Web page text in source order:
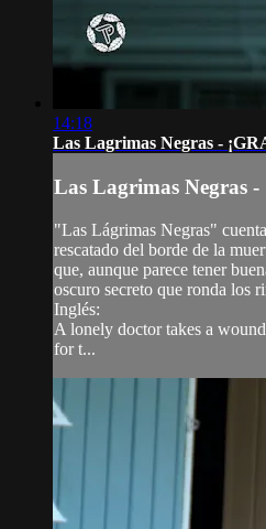
14:18
Las Lagrimas Negras -
Las Lagrimas Negras -
"Las Lágrimas Negras"
rescatado del borde de la
que, aunque parece tener
oscuro secreto que ronda los
Inglés:
A lonely doctor takes a
for t...